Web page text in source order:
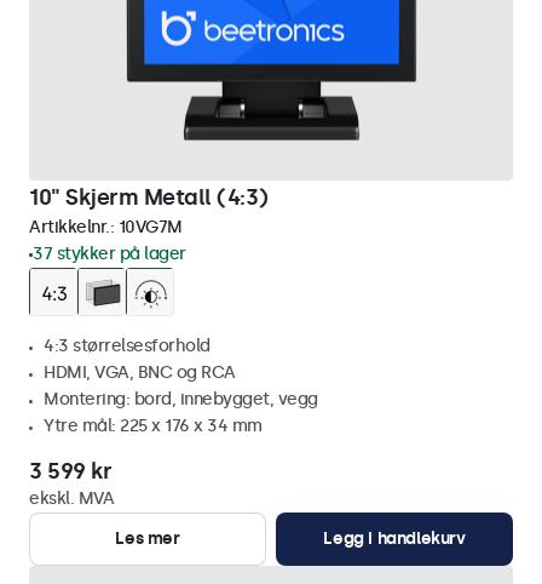
10" Skjerm Metall (4:3)
Artikkelnr.: 10VG7M
37 stykker på lager
4:3 størrelsesforhold
HDMI, VGA, BNC og RCA
Montering: bord, innebygget, vegg
Ytre mål: 225 x 176 x 34 mm
3 599 kr
ekskl. MVA
Les mer
Legg i handlekurv